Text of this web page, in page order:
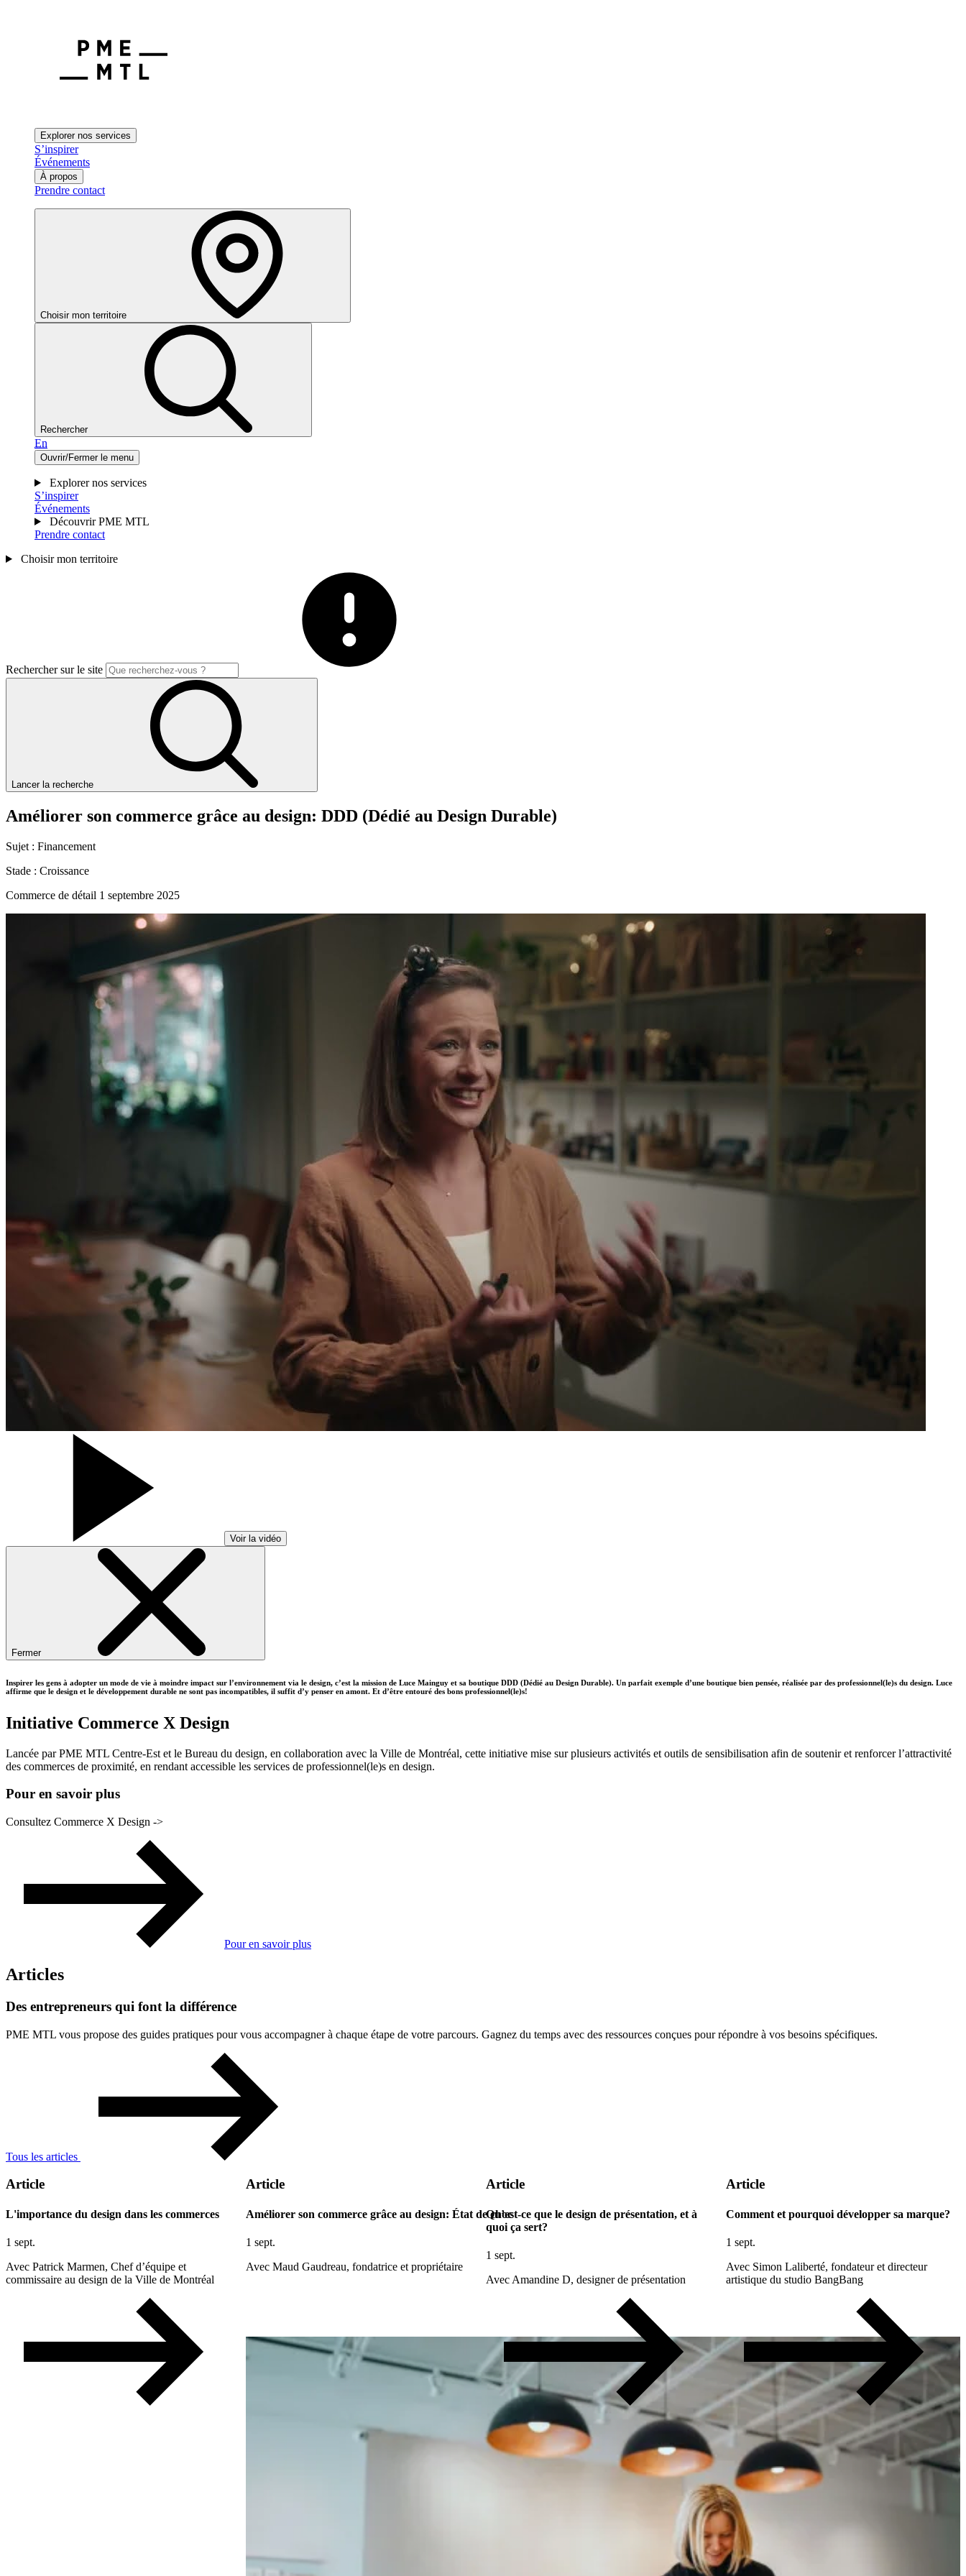
Explorer nos services
S’inspirer
Événements
À propos
Prendre contact
Choisir mon territoire
Rechercher
En
Ouvrir/Fermer le menu
Explorer nos services
S’inspirer
Événements
Découvrir PME MTL
Prendre contact
Choisir mon territoire
Rechercher sur le site
Lancer la recherche
Améliorer son commerce grâce au design: DDD (Dédié au Design Durable)
Sujet : Financement
Stade : Croissance
Commerce de détail 1 septembre 2025
Voir la vidéo
Fermer
Inspirer les gens à adopter un mode de vie à moindre impact sur l’environnement via le design, c’est la mission de Luce Mainguy et sa boutique DDD (Dédié au Design Durable). Un parfait exemple d’une boutique bien pensée, réalisée par des professionnel(le)s du design. Luce
affirme que le design et le développement durable ne sont pas incompatibles, il suffit d’y penser en amont. Et d’être entouré des bons professionnel(le)s!
Initiative Commerce X Design
Lancée par PME MTL Centre-Est et le Bureau du design, en collaboration avec la Ville de Montréal, cette initiative mise sur plusieurs activités et outils de sensibilisation afin de soutenir et renforcer l’attractivité
des commerces de proximité, en rendant accessible les services de professionnel(le)s en design.
Pour en savoir plus
Consultez Commerce X Design ->
Pour en savoir plus
Articles
Des entrepreneurs qui font la différence
PME MTL vous propose des guides pratiques pour vous accompagner à chaque étape de votre parcours. Gagnez du temps avec des ressources conçues pour répondre à vos besoins spécifiques.
Tous les articles
Article
L'importance du design dans les commerces
1 sept.
Avec Patrick Marmen, Chef d’équipe et
commissaire au design de la Ville de Montréal
Article
Améliorer son commerce grâce au design: État de choc
1 sept.
Avec Maud Gaudreau, fondatrice et propriétaire
Article
Qu’est-ce que le design de présentation, et à
quoi ça sert?
1 sept.
Avec Amandine D, designer de présentation
Article
Comment et pourquoi développer sa marque?
1 sept.
Avec Simon Laliberté, fondateur et directeur
artistique du studio BangBang